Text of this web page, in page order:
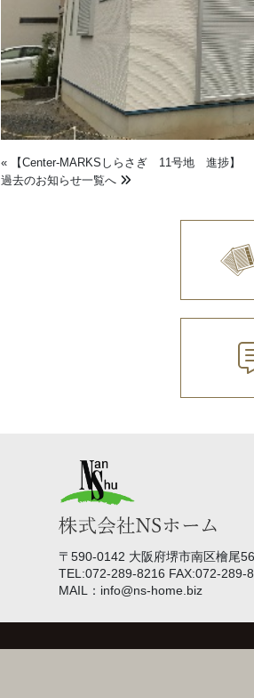
« 【Center-MARKSしらさぎ 11号地 進捗】
過去のお知らせ一覧へ
〒590-0142 大阪府堺市南区檜尾
TEL:072-289-8216 FAX:072-289-
MAIL：info@ns-home.biz